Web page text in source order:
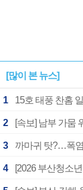
[많이 본 뉴스]
1 15호 태풍 찬홈
2 [속보] 남부 가뭄
3 까마귀 탓?…폭
4